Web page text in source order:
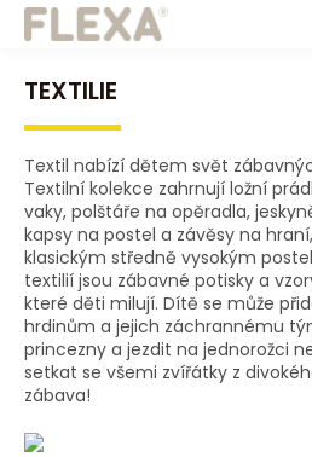
Přejít
Produkty
Kolekce
Obchodní
podmínky
Kontakty
Formulář
pro
odstoupení
od
kupní
smlouvy
Formulář
reklamaci
TEXTILIE
Textil nabízí dětem svět
Textilní kolekce zahrnují ložní
vaky, polštáře na opěradla,
kapsy na postel a závěsy na
klasickým středně vysokým
textilií jsou zábavné potisky a
které děti milují. Dítě se může
hrdinům a jejich záchrannému
princezny a jezdit na jednorožci
setkat se všemi zvířátky z
zábava!